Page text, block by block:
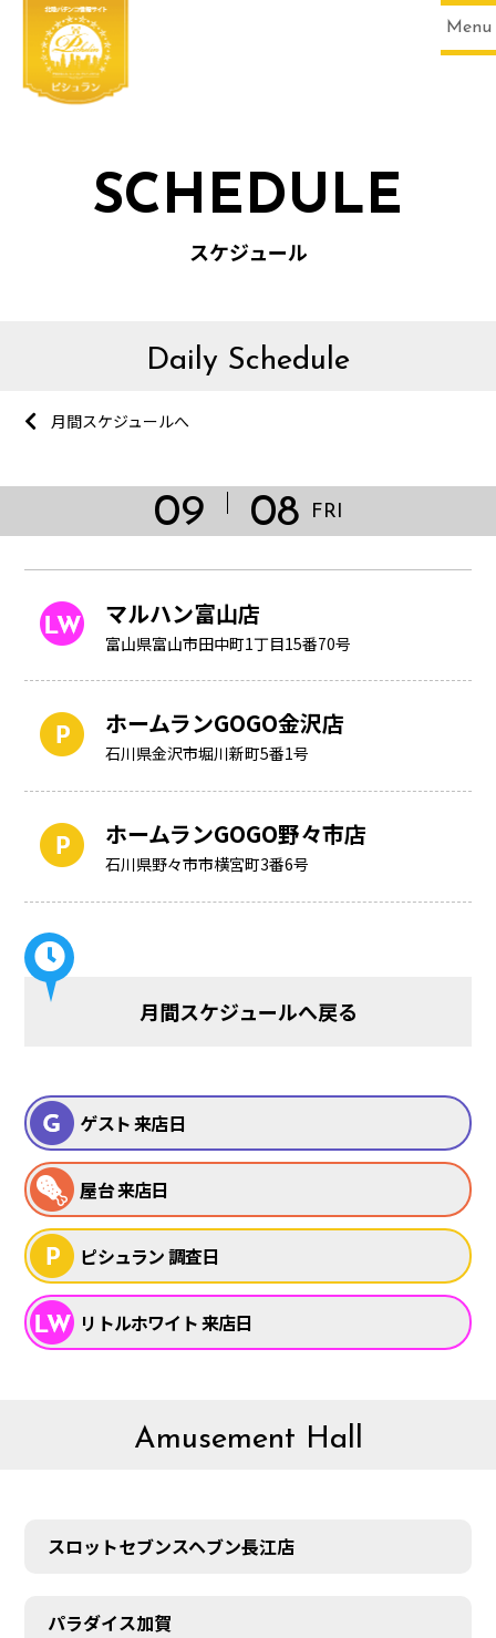
Menu
HOME
SCHEDULE
スケジュール
Daily Schedule
月間スケジュールへ
09 08 FRI
マルハン富山店
富山県富山市田中町1丁目15番70号
ホームランGOGO金沢店
石川県金沢市堀川新町5番1号
ホームランGOGO野々市店
石川県野々市市横宮町3番6号
月間スケジュールへ戻る
ゲスト 来店日
屋台 来店日
ピシュラン 調査日
リトルホワイト 来店日
Amusement Hall
スロットセブンスヘブン長江店
パラダイス加賀